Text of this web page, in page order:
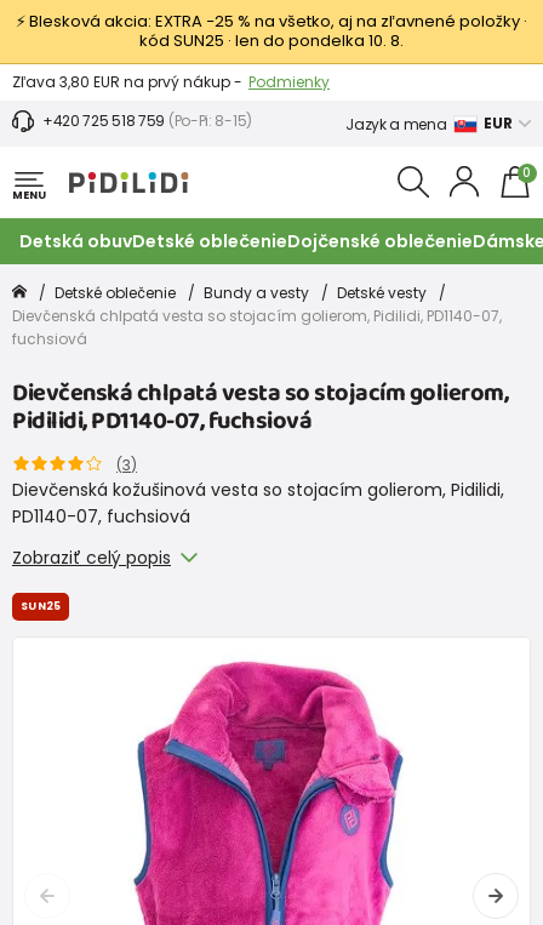
⚡ Blesková akcia: EXTRA −25 % na všetko, aj na zľavnené položky ·
kód SUN25 · len do pondelka 10. 8.
Výmena a vrátenie tovaru -
Zobraziť
Zľava 3,80 EUR na prvý nákup -
Podmienky
+420 725 518 759 (Po-Pi: 8-15) Jazyk a mena EUR
MENU
0
Detská obuvDetské oblečenieDojčenské oblečenie
Detské oblečenie Bundy a vesty
Detské vesty
Dievčenská chlpatá vesta so stojacím golierom, Pidilidi, PD1140-07,
fuchsiová
Dievčenská chlpatá vesta so stojacím golierom,
Pidilidi, PD1140-07, fuchsiová
(3)
Dievčenská kožušinová vesta so stojacím golierom, Pidilidi,
PD1140-07, fuchsiová
Zobraziť celý popis
SUN25